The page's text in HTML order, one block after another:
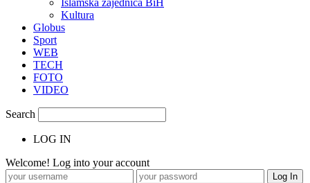
Islamska zajednica BiH
Kultura
Globus
Sport
WEB
TECH
FOTO
VIDEO
Search
LOG IN
Welcome! Log into your account